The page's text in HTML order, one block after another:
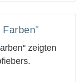
Farben"
zeigten